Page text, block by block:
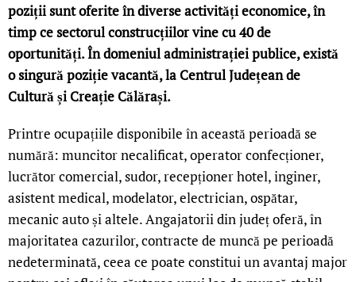
poziții sunt oferite în diverse activități economice, în
timp ce sectorul construcțiilor vine cu 40 de
oportunități. În domeniul administrației publice, există
o singură poziție vacantă, la Centrul Județean de
Cultură și Creație Călărași.
Printre ocupațiile disponibile în această perioadă se
numără: muncitor necalificat, operator confecționer,
lucrător comercial, sudor, recepționer hotel, inginer,
asistent medical, modelator, electrician, ospătar,
mecanic auto și altele. Angajatorii din județ oferă, în
majoritatea cazurilor, contracte de muncă pe perioadă
nedeterminată, ceea ce poate constitui un avantaj major